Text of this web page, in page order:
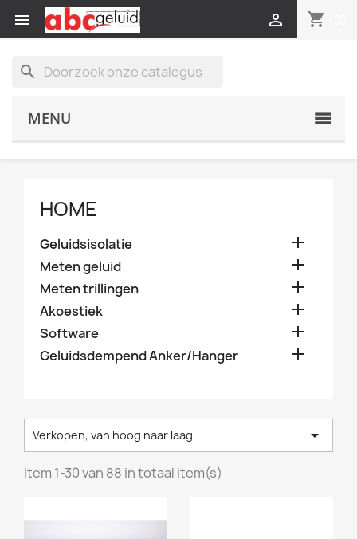
 shopping_cart

search
MENU
HOME
Geluidsisolatie 
Meten geluid 
Meten trillingen 
Akoestiek 
Software 
Geluidsdempend Anker/Hanger 
Verkopen, van hoog naar laag 
Item 1-30 van 88 in totaal item(s)